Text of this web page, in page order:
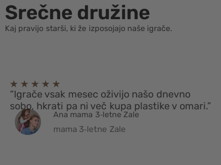
Srečne družine
Kaj pravijo starši, ki že izposojajo naše igrače.
“Igrače vsak mesec oživijo našo dnevno
sobo, hkrati pa ni več kupa plastike v omari.”
Ana mama 3‑letne Zale
mama 3‑letne Zale